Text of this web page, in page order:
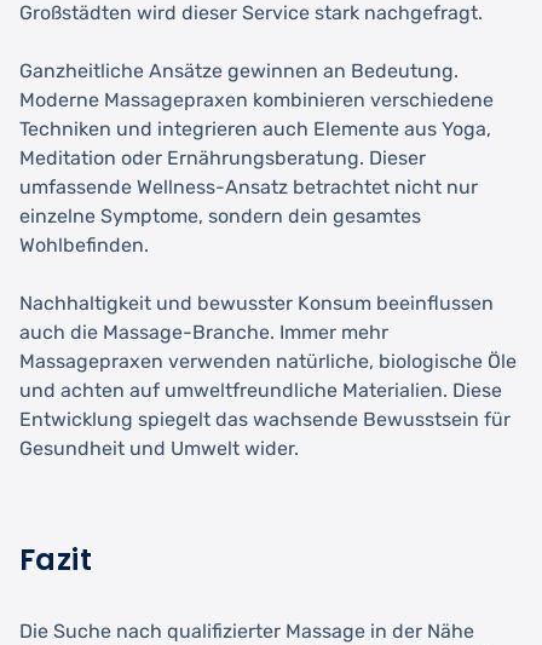
Großstädten wird dieser Service stark nachgefragt.
Ganzheitliche Ansätze gewinnen an Bedeutung.
Moderne Massagepraxen kombinieren verschiedene
Techniken und integrieren auch Elemente aus Yoga,
Meditation oder Ernährungsberatung. Dieser
umfassende Wellness-Ansatz betrachtet nicht nur
einzelne Symptome, sondern dein gesamtes
Wohlbefinden.
Nachhaltigkeit und bewusster Konsum beeinflussen
auch die Massage-Branche. Immer mehr
Massagepraxen verwenden natürliche, biologische Öle
und achten auf umweltfreundliche Materialien. Diese
Entwicklung spiegelt das wachsende Bewusstsein für
Gesundheit und Umwelt wider.
Fazit
Die Suche nach qualifizierter Massage in der Nähe